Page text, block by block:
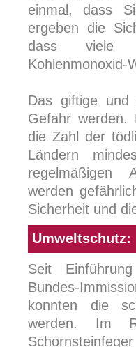
einmal, dass
ergeben die
dass viele
Kohlenmonoxid-
Das giftige und
Gefahr werden.
die Zahl der
Ländern
regelmäßigen
werden
Sicherheit und
Umweltschutz:
Seit
Bundes-
konnten die
werden. Im